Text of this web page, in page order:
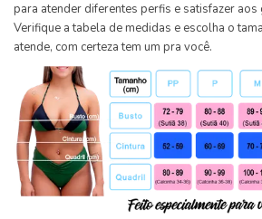
para atender diferentes perfis e satisfazer
Verifique a tabela de medidas e escolha o
atende, com certeza tem um pra você.